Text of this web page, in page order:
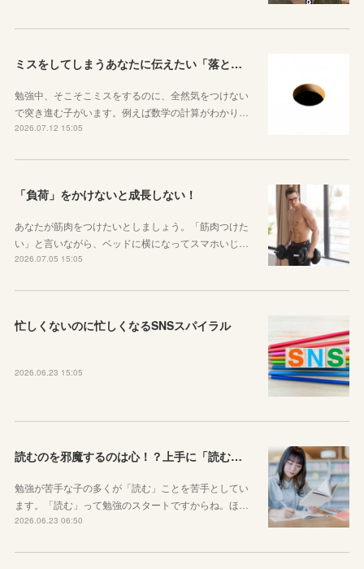
ミスをしてしまうあなたに伝えたい「落とし穴がある道は早歩きしない」ということ
勉強中、そこそこミスをするのに、全然気をつけない
で突き進む子がいます。例えば数学の計算がわかり…
2026.07.12 15:05
「負荷」をかけないと成長しない！
あなたが筋肉をつけたいとしましょう。「筋肉つけた
い」と言いながら、ベッドに横になってスマホいじ…
2026.07.05 15:05
忙しくないのに忙しくなるSNSスパイラル
2026.06.23 15:05
読むのを邪魔するのは心！？上手に「読む」ための気持ちの対処法
勉強が苦手な子の多くが「読む」ことを苦手としてい
ます。「読む」って勉強のスタートですからね。ほ…
2026.06.23 06:50